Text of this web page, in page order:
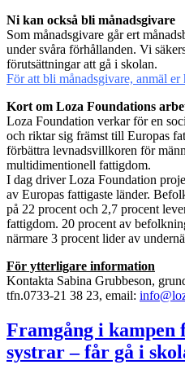
Ni kan också bli månadsgivare
Som månadsgivare går ert
under svåra förhållanden. Vi
förutsättningar att gå i skolan.
För att bli månadsgivare, anmäl er
Kort om Loza Foundations
Loza Foundation verkar för en
och riktar sig främst till Europas
förbättra levnadsvillkoren för
multidimentionell fattigdom.
I dag driver Loza Foundation
av Europas fattigaste länder.
på 22 procent och 2,7 procent
fattigdom. 20 procent av
närmare 3 procent lider av
För ytterligare information
Kontakta Sabina Grubbeson,
tfn.0733-21 38 23, email:
Framgång i kampen
systrar – får gå i